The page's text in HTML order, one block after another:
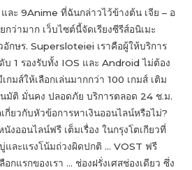
ละ 9Anime ที่ฉันกล่าวไว้ข้างต้น เจีย – อ
ว่ามาก เว็บไซต์นี้จัดเรียงซีรีส์อนิเมะ
กษร. Supersloteiei เราคือผู้ให้บริการ
1 รองรับทั้ง IOS และ Android ไม่ต้อง
กมส์ให้เลือกเล่นมากกว่า 100 เกมส์ เติม
นมัติ มั่นคง ปลอดภัย บริการตลอด 24 ช.ม.
ยวกับหัวข้อการหาเงินออนไลน์หรือไม่?
งออนไลน์ฟรี เต็มเรื่อง ในกรุงโตเกียวที่
และแรงโน้มถ่วงผิดปกติ … VOST ฟรี
กแรกของเรา … ช่องฝรั่งเศสช่องเดียว ซึ่ง